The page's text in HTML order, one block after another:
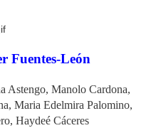
Fuentes-León
Astengo, Manolo Cardona,
Maria Edelmira Palomino,
Haydeé Cáceres